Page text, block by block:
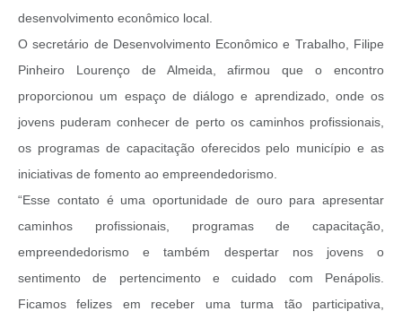
desenvolvimento econômico local.
O secretário de Desenvolvimento Econômico e Trabalho, Filipe
Pinheiro Lourenço de Almeida, afirmou que o encontro
proporcionou um espaço de diálogo e aprendizado, onde os
jovens puderam conhecer de perto os caminhos profissionais,
os programas de capacitação oferecidos pelo município e as
iniciativas de fomento ao empreendedorismo.
“Esse contato é uma oportunidade de ouro para apresentar
caminhos profissionais, programas de capacitação,
empreendedorismo e também despertar nos jovens o
sentimento de pertencimento e cuidado com Penápolis.
Ficamos felizes em receber uma turma tão participativa,